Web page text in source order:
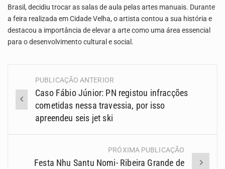
Brasil, decidiu trocar as salas de aula pelas artes manuais. Durante
a feira realizada em Cidade Velha, o artista contou a sua história e
destacou a importância de elevar a arte como uma área essencial
para o desenvolvimento cultural e social.
Navegação
(Posts)
PUBLICAÇÃO ANTERIOR
Caso Fábio Júnior: PN registou infracções
cometidas nessa travessia, por isso
apreendeu seis jet ski
PRÓXIMA PUBLICAÇÃO
Festa Nhu Santu Nomi- Ribeira Grande de